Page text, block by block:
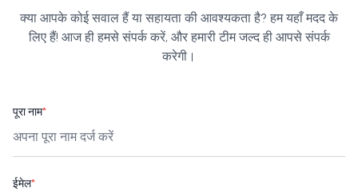
क्या आपके कोई सवाल हैं या सहायता की आवश्यकता है? हम यहाँ मदद के
लिए हैं! आज ही हमसे संपर्क करें, और हमारी टीम जल्द ही आपसे संपर्क
करेगी।
पूरा नाम*
ईमेल*